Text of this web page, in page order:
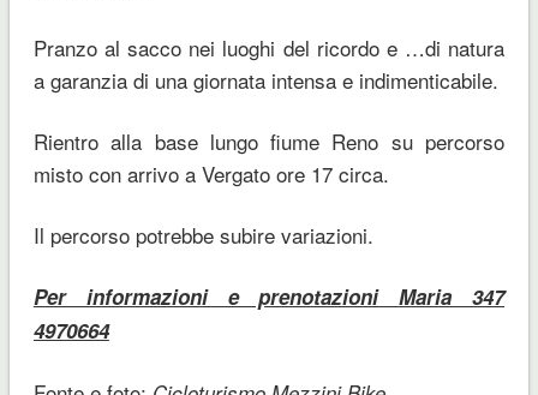
Pranzo al sacco nei luoghi del ricordo e …di natura
a garanzia di una giornata intensa e indimenticabile.
Rientro alla base lungo fiume Reno su percorso
misto con arrivo a Vergato ore 17 circa.
Il percorso potrebbe subire variazioni.
Per informazioni e prenotazioni Maria 347
4970664